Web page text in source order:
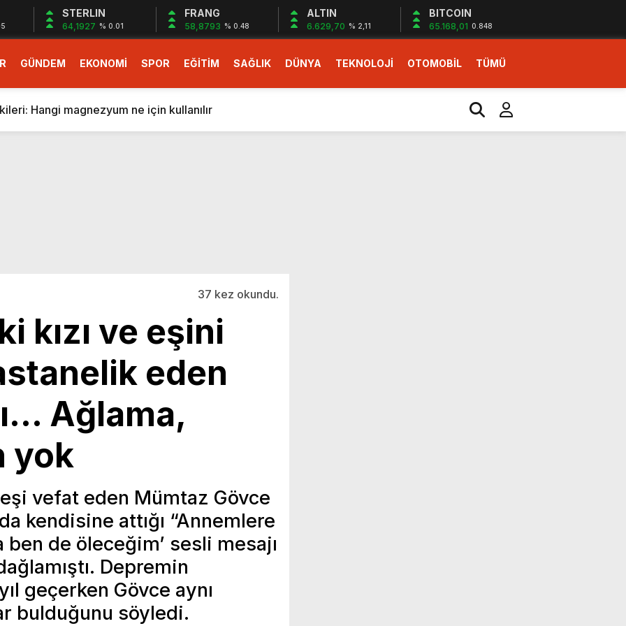
STERLIN
64,1927 % 0.01
FRANG
58,8793 % 0.48
ALTIN
6.629,70 % 2,11
BITCOIN
65.168,01 0.848
GÜNDEM EKONOMİ SPOR EĞİTİM SAĞLIK DÜNYA TEKNOLOJİ OTOMOBİL TÜMÜ
dev teklif
gelecek yeni özellikler belli oldu
Hangi magnezyum ne için kullanılır
başlıyor
dev teklif
37 kez okundu.
kızı ve eşini
eden
Ağlama,
yok
vefat eden Mümtaz Gövce
kendisine attığı “Annemlere
de öleceğim’ sesli mesajı
Depremin
geçerken Gövce aynı
bulduğunu söyledi.